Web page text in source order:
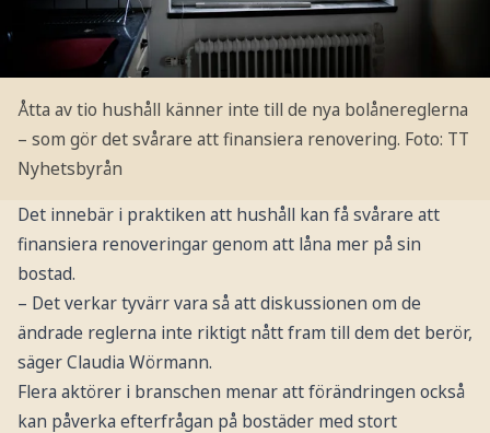
Åtta av tio hushåll känner inte till de nya bolånereglerna
– som gör det svårare att finansiera renovering. Foto: TT
Nyhetsbyrån
Det innebär i praktiken att hushåll kan få svårare att
finansiera renoveringar genom att låna mer på sin
bostad.
– Det verkar tyvärr vara så att diskussionen om de
ändrade reglerna inte riktigt nått fram till dem det berör,
säger Claudia Wörmann.
Flera aktörer i branschen menar att förändringen också
kan påverka efterfrågan på bostäder med stort